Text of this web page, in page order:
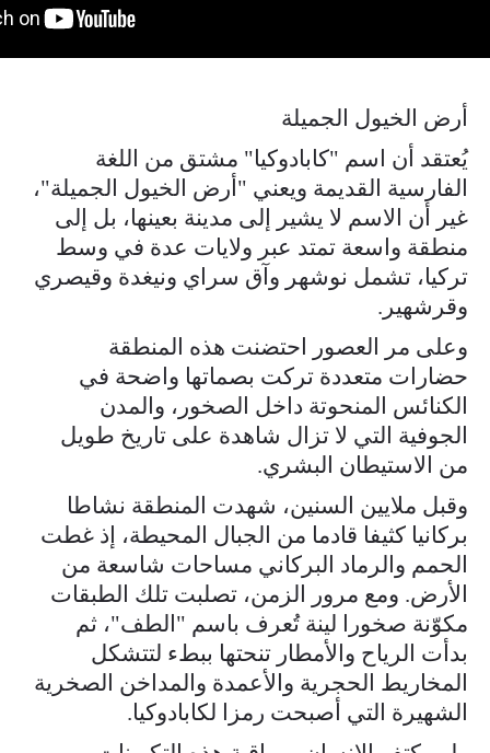
أرض الخيول الجميلة
يُعتقد أن اسم "كابادوكيا" مشتق من اللغة
الفارسية القديمة ويعني "أرض الخيول الجميلة"،
غير أن الاسم لا يشير إلى مدينة بعينها، بل إلى
منطقة واسعة تمتد عبر ولايات عدة في وسط
تركيا، تشمل نوشهر وآق سراي ونيغدة وقيصري
وقرشهير.
وعلى مر العصور احتضنت هذه المنطقة
حضارات متعددة تركت بصماتها واضحة في
الكنائس المنحوتة داخل الصخور، والمدن
الجوفية التي لا تزال شاهدة على تاريخ طويل
من الاستيطان البشري.
وقبل ملايين السنين، شهدت المنطقة نشاطا
بركانيا كثيفا قادما من الجبال المحيطة، إذ غطت
الحمم والرماد البركاني مساحات شاسعة من
الأرض. ومع مرور الزمن، تصلبت تلك الطبقات
مكوّنة صخورا لينة تُعرف باسم "الطف"، ثم
بدأت الرياح والأمطار تنحتها ببطء لتتشكل
المخاريط الحجرية والأعمدة والمداخن الصخرية
الشهيرة التي أصبحت رمزا لكابادوكيا.